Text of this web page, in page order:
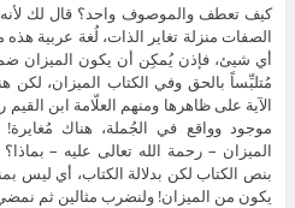
كيف تعطف والموصوف واحد؟ قال لك لأنه
الصفات منزلة تغاير الذات، لُغة عربية هذه
أي شيئ، فإذن يُمكِن أن يكون الميزان
مُتلبِّساً بالحق وفي الكتاب الميزان،
الآية على ظاهرها ومنهم العلّامة ابن القيم
موجود وواقع في الجُملة، هناك
الميزان – رحمة الله تعالى عليه –
بنص الكتاب لكن بدلالة الكتاب، أي ليس
يكون من الميزان! ولنضرب مثالين ثم